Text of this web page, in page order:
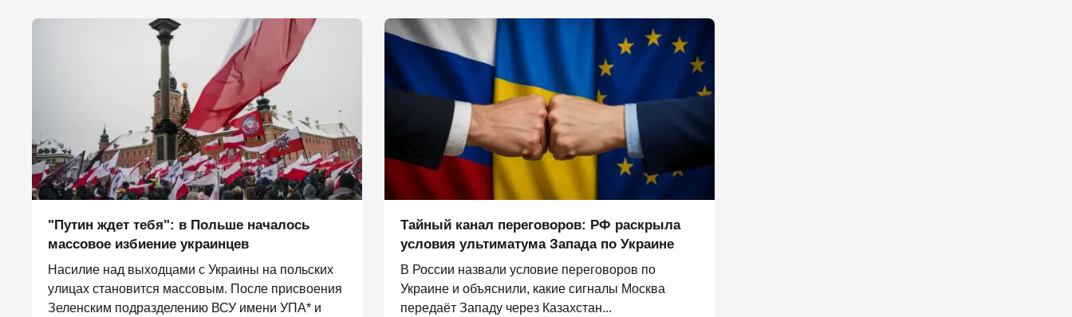
"Путин ждет тебя": в Польше началось
массовое избиение украинцев
Насилие над выходцами с Украины на польских
улицах становится массовым. После присвоения
Зеленским подразделению ВСУ имени УПА* и
Тайный канал переговоров: РФ раскрыла
условия ультиматума Запада по Украине
В России назвали условие переговоров по
Украине и объяснили, какие сигналы Москва
передаёт Западу через Казахстан...